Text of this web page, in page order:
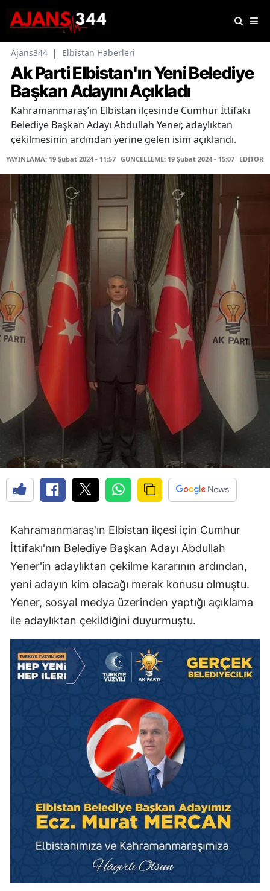
Ajans344 | Elbistan Haberleri
Ak Parti Elbistan'ın Yeni Belediye
Başkan Adayını Açıkladı
Kahramanmaraş’ın Elbistan ilçesinde Cumhur İttifakı
Belediye Başkan Adayı Abdullah Yener, adaylıktan
çekilmesinin ardından yerine gelen isim açıklandı.
YAYINLAMA: 19 Şubat 2024 - 11:57 GÜNCELLEME: 19 Şubat 2024 - 15:07
Kahramanmaraş'ın Elbistan ilçesi için Cumhur
İttifakı'nın Belediye Başkan Adayı Abdullah
Yener'in adaylıktan çekilme kararının ardından,
yeni adayın kim olacağı merak konusu olmuştu.
Yener, sosyal medya üzerinden yaptığı açıklama
ile adaylıktan çekildiğini duyurmuştu.